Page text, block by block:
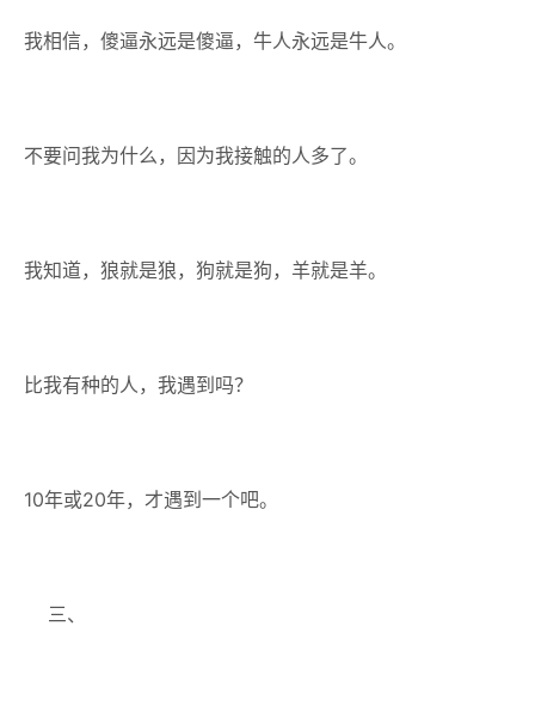
我相信，傻逼永远是傻逼，牛人永远是牛人。
不要问我为什么，因为我接触的人多了。
我知道，狼就是狼，狗就是狗，羊就是羊。
比我有种的人，我遇到吗？
10年或20年，才遇到一个吧。
三、